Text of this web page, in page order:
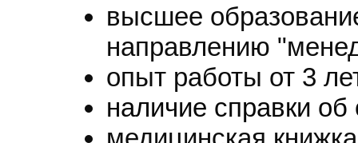
высшее
направлению
опыт работы от 3
наличие справки об